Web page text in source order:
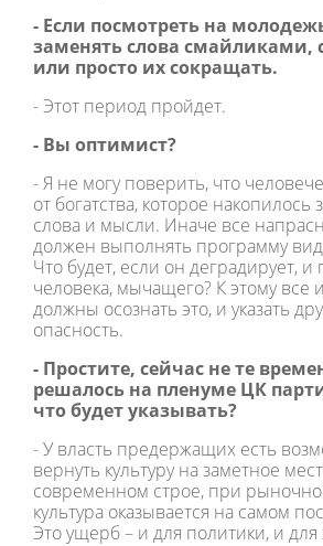
- Если посмотреть на
заменять слова
или просто их сокращать.
- Этот период пройдет.
- Вы оптимист?
- Я не могу поверить, что
от богатства, которое накопилось
слова и мысли. Иначе все
должен выполнять программу
Что будет, если он деградирует, и
человека, мычащего? К этому все
должны осознать это, и указать
опасность.
- Простите, сейчас не те
решалось на пленуме ЦК
что будет указывать?
- У власть предержащих есть
вернуть культуру на заметное
современном строе, при
культура оказывается на самом
Это ущерб – и для политики, и для